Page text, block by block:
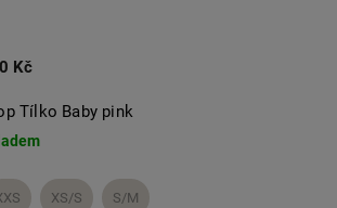
Tílko Baby pink
Kč
XS/S S/M